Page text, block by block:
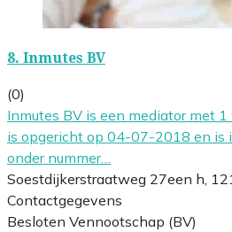
8. Inmutes BV
(0)
Inmutes BV is een mediator met
is opgericht op 04-07-2018 en is
onder nummer…
Soestdijkerstraatweg 27een h,
Contactgegevens
Besloten Vennootschap (BV)